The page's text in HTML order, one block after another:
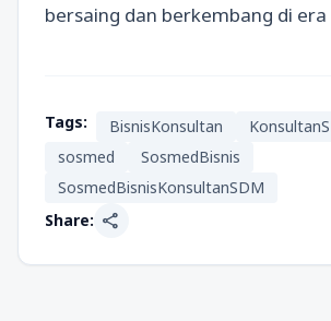
bersaing dan berkembang di
Tags: BisnisKonsultan
sosmed
SosmedBisnis
SosmedBisnisKonsultanSDM
Share: share